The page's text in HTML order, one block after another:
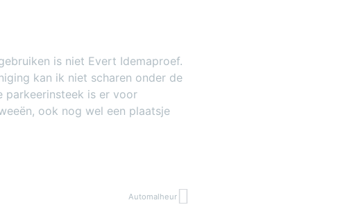
is niet Evert Idemaproef.
kan ik niet scharen onder de
parkeerinsteek is er voor
ook nog wel een plaatsje
Automalheur